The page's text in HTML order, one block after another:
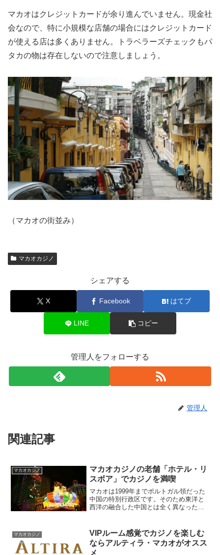
マカオはクレジットカードが余り進んでいません。現金社
会なので、特に小規模な店舗の場合にはクレジットカード
が使える店は多くありません。トラベラーズチェックもパ
タカの物は存在しないので注意しましょう。
（マカオの街並み）
マカオカジノ
シェアする
X Facebook はてブ
LINE コピー
管理人をフォローする
管理人
関連記事
マカオカジノ
マカオカジノの老舗「ホテル・リ
スボア」でカジノを満喫
マカオは1999年までポルトガル領だった
中国の特別行政区です。そのため東洋と
西洋の融合した中国とは全く異なった雰
河口にある港町でポルトガル領だったこ
ろのヨーロッパの雰囲...
マカオカジノ
VIPルーム感覚でカジノを楽しむ
ならアルティラ・マカオがオスス
メ